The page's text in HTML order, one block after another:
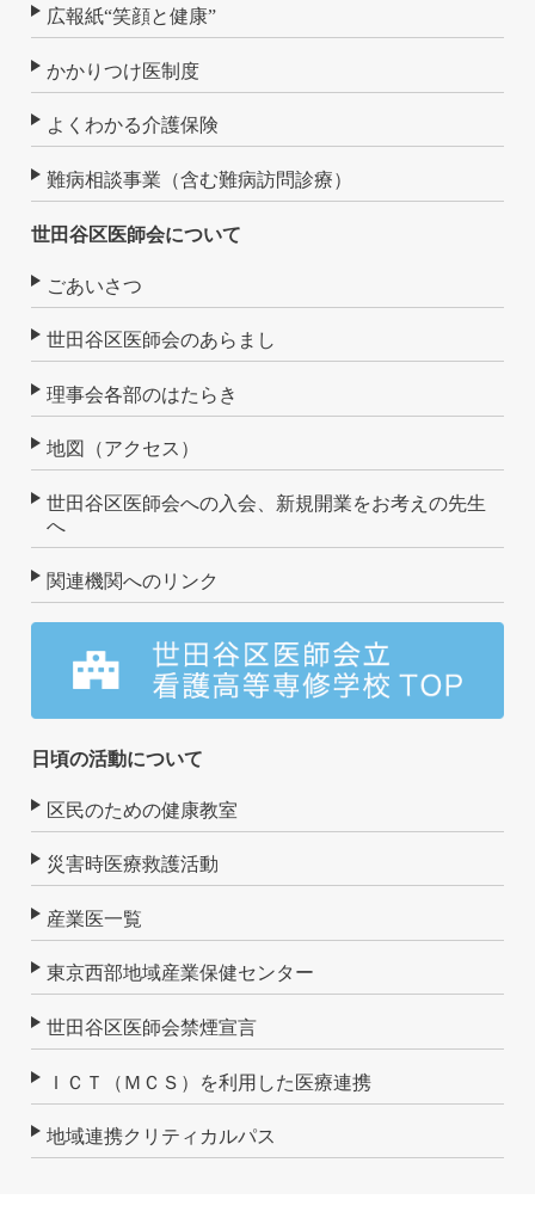
広報紙“笑顔と健康”
かかりつけ医制度
よくわかる介護保険
難病相談事業（含む難病訪問診療）
世田谷区医師会について
ごあいさつ
世田谷区医師会のあらまし
理事会各部のはたらき
地図（アクセス）
世田谷区医師会への入会、新規開業をお考えの先生
へ
関連機関へのリンク
日頃の活動について
区民のための健康教室
災害時医療救護活動
産業医一覧
東京西部地域産業保健センター
世田谷区医師会禁煙宣言
ＩＣＴ（ＭＣＳ）を利用した医療連携
地域連携クリティカルパス